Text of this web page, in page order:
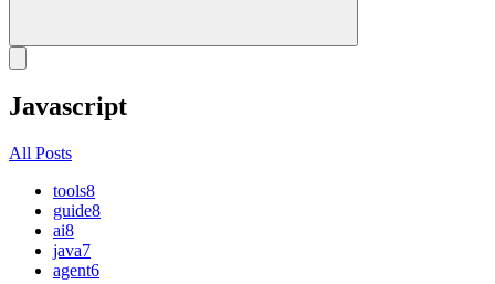
Javascript
All Posts
tools8
guide8
ai8
java7
agent6